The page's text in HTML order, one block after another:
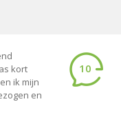
kort
ik mijn
en
10